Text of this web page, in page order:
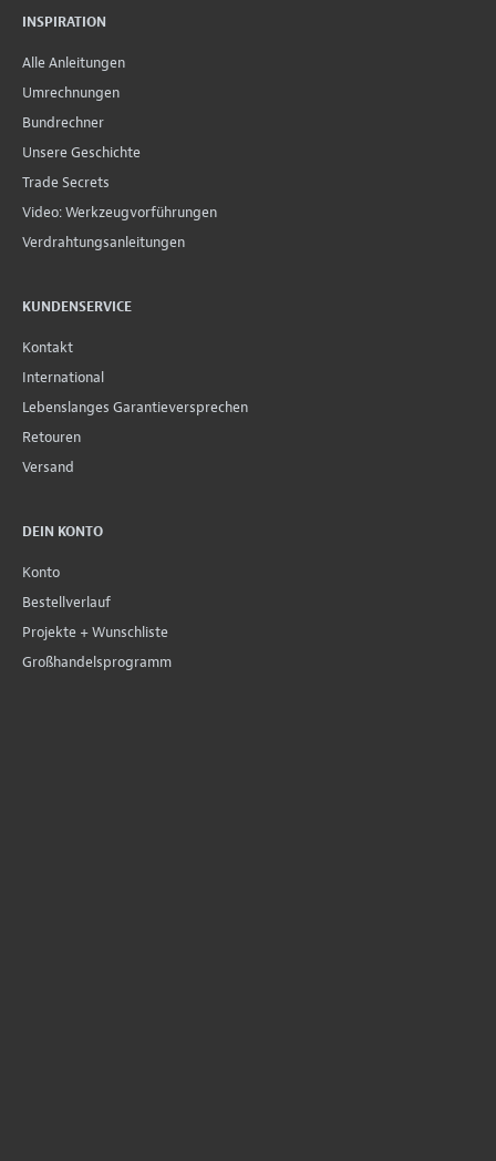
INSPIRATION
Alle Anleitungen
Umrechnungen
Bundrechner
Unsere Geschichte
Trade Secrets
Video: Werkzeugvorführungen
Verdrahtungsanleitungen
KUNDENSERVICE
Kontakt
International
Lebenslanges Garantieversprechen
Retouren
Versand
DEIN KONTO
Konto
Bestellverlauf
Projekte + Wunschliste
Großhandelsprogramm